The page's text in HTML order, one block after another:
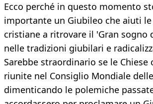
Ecco perché in questo momento
importante un Giubileo che aiuti
cristiane a ritrovare il 'Gran sogno
nelle tradizioni giubilari e
Sarebbe straordinario se le Chiese
riunite nel Consiglio Mondiale
dimenticando le polemiche